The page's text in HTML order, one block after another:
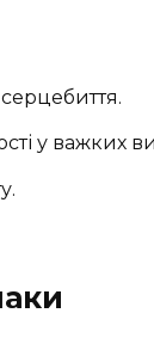
у важких